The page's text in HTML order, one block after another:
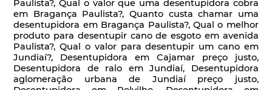
Paulista?, Qual o valor que uma desentupidora cobra
em Bragança Paulista?, Quanto custa chamar uma
desentupidora em Bragança Paulista?, Qual o melhor
produto para desentupir cano de esgoto em avenida
Paulista?, Qual o valor para desentupir um cano em
Jundiaí?, Desentupidora em Cajamar preço justo,
Desentupidora de ralo em Jundiaí, Desentupidora
aglomeração urbana de Jundiaí preço justo,